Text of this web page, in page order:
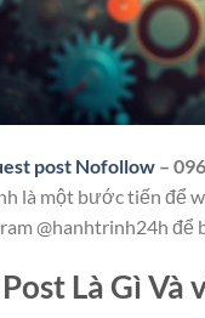
post Nofollow –
là một bước tiến để
@hanhtrinh24h
Là Gì Và